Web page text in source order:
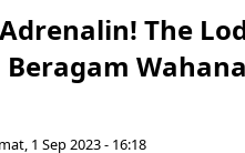
The
1 Sep 2023 - 16:18